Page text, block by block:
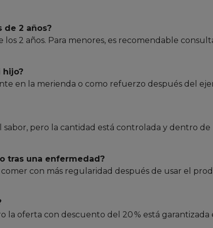
de 2 años?
2 años. Para menores, es recomendable
hijo?
en la merienda o como refuerzo después del
pero la cantidad está controlada y dentro de
tras una enfermedad?
con más regularidad después de usar el
la oferta con descuento del 20 % está garantizada